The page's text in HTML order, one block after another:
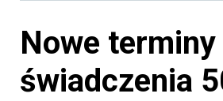
Nowe terminy
świadczenia